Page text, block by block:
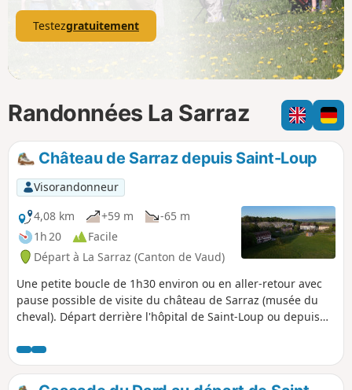
Testezgratuitement
Randonnées La Sarraz
Château de Sarraz depuis Saint-Loup
Visorandonneur
4,08 km
+59 m
-65 m
1h 20
Facile
Départ à La Sarraz (Canton de Vaud)
Une petite boucle de 1h30 environ ou en aller-retour avec
pause possible de visite du château de Sarraz (musée du
cheval). Départ derrière l'hôpital de Saint-Loup ou depuis
suivre la pancarte orange de chemin pédestre. Le retour
peut se faire par le même chemin que l'allée pour éviter de
longer la route, à noter que la route a un cheminement